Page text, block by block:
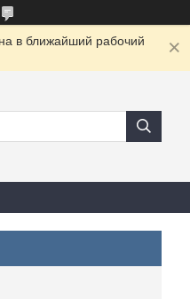
в ближайший рабочий